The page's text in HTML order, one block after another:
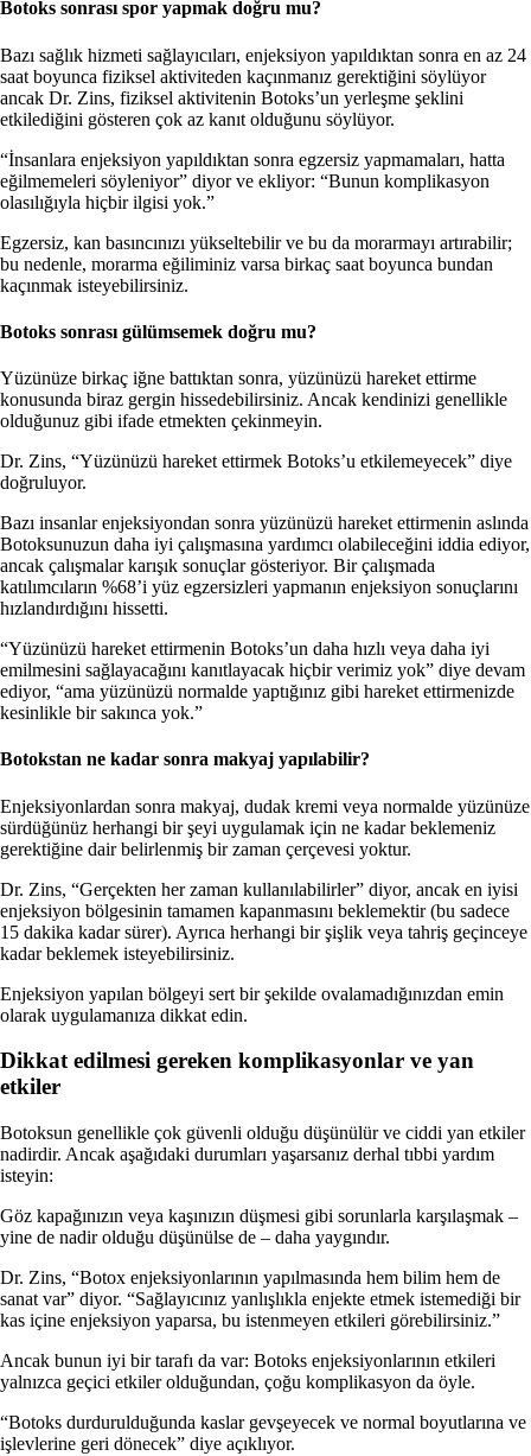
Botoks sonrası spor yapmak doğru mu?
Bazı sağlık hizmeti sağlayıcıları, enjeksiyon yapıldıktan sonra en az 24
saat boyunca fiziksel aktiviteden kaçınmanız gerektiğini söylüyor
ancak Dr. Zins, fiziksel aktivitenin Botoks’un yerleşme şeklini
etkilediğini gösteren çok az kanıt olduğunu söylüyor.
“İnsanlara enjeksiyon yapıldıktan sonra egzersiz yapmamaları, hatta
eğilmemeleri söyleniyor” diyor ve ekliyor: “Bunun komplikasyon
olasılığıyla hiçbir ilgisi yok.”
Egzersiz, kan basıncınızı yükseltebilir ve bu da morarmayı artırabilir;
bu nedenle, morarma eğiliminiz varsa birkaç saat boyunca bundan
kaçınmak isteyebilirsiniz.
Botoks sonrası gülümsemek doğru mu?
Yüzünüze birkaç iğne battıktan sonra, yüzünüzü hareket ettirme
konusunda biraz gergin hissedebilirsiniz. Ancak kendinizi genellikle
olduğunuz gibi ifade etmekten çekinmeyin.
Dr. Zins, “Yüzünüzü hareket ettirmek Botoks’u etkilemeyecek” diye
doğruluyor.
Bazı insanlar enjeksiyondan sonra yüzünüzü hareket ettirmenin aslında
Botoksunuzun daha iyi çalışmasına yardımcı olabileceğini iddia ediyor,
ancak çalışmalar karışık sonuçlar gösteriyor. Bir çalışmada
katılımcıların %68’i yüz egzersizleri yapmanın enjeksiyon sonuçlarını
hızlandırdığını hissetti.
“Yüzünüzü hareket ettirmenin Botoks’un daha hızlı veya daha iyi
emilmesini sağlayacağını kanıtlayacak hiçbir verimiz yok” diye devam
ediyor, “ama yüzünüzü normalde yaptığınız gibi hareket ettirmenizde
kesinlikle bir sakınca yok.”
Botokstan ne kadar sonra makyaj yapılabilir?
Enjeksiyonlardan sonra makyaj, dudak kremi veya normalde yüzünüze
sürdüğünüz herhangi bir şeyi uygulamak için ne kadar beklemeniz
gerektiğine dair belirlenmiş bir zaman çerçevesi yoktur.
Dr. Zins, “Gerçekten her zaman kullanılabilirler” diyor, ancak en iyisi
enjeksiyon bölgesinin tamamen kapanmasını beklemektir (bu sadece
15 dakika kadar sürer). Ayrıca herhangi bir şişlik veya tahriş geçinceye
kadar beklemek isteyebilirsiniz.
Enjeksiyon yapılan bölgeyi sert bir şekilde ovalamadığınızdan emin
olarak uygulamanıza dikkat edin.
Dikkat edilmesi gereken komplikasyonlar ve yan
etkiler
Botoksun genellikle çok güvenli olduğu düşünülür ve ciddi yan etkiler
nadirdir. Ancak aşağıdaki durumları yaşarsanız derhal tıbbi yardım
isteyin:
Göz kapağınızın veya kaşınızın düşmesi gibi sorunlarla karşılaşmak –
yine de nadir olduğu düşünülse de – daha yaygındır.
Dr. Zins, “Botox enjeksiyonlarının yapılmasında hem bilim hem de
sanat var” diyor. “Sağlayıcınız yanlışlıkla enjekte etmek istemediği bir
kas içine enjeksiyon yaparsa, bu istenmeyen etkileri görebilirsiniz.”
Ancak bunun iyi bir tarafı da var: Botoks enjeksiyonlarının etkileri
yalnızca geçici etkiler olduğundan, çoğu komplikasyon da öyle.
“Botoks durdurulduğunda kaslar gevşeyecek ve normal boyutlarına ve
işlevlerine geri dönecek” diye açıklıyor.